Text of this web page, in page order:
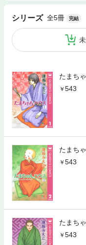
シリーズ 全5冊 完結
たまち
543
たまち
543
たまち
543